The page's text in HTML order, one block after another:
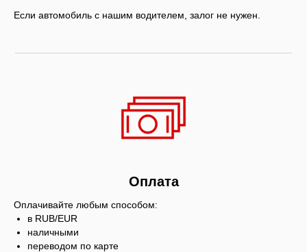
Если автомобиль с нашим водителем, залог не нужен.
Оплата
Оплачивайте любым способом:
в RUB/EUR
наличными
переводом по карте